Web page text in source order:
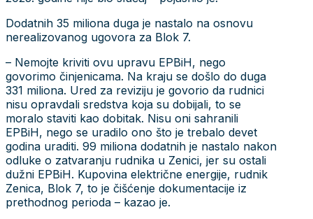
Dodatnih 35 miliona duga je nastalo na osnovu
nerealizovanog ugovora za Blok 7.
– Nemojte kriviti ovu upravu EPBiH, nego
govorimo činjenicama. Na kraju se došlo do duga
331 miliona. Ured za reviziju je govorio da rudnici
nisu opravdali sredstva koja su dobijali, to se
moralo staviti kao dobitak. Nisu oni sahranili
EPBiH, nego se uradilo ono što je trebalo devet
godina uraditi. 99 miliona dodatnih je nastalo nakon
odluke o zatvaranju rudnika u Zenici, jer su ostali
dužni EPBiH. Kupovina električne energije, rudnik
Zenica, Blok 7, to je čišćenje dokumentacije iz
prethodnog perioda – kazao je.